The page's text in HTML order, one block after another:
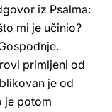
iz Psalma:
mi je učinio?
primljeni od
je od
je potom